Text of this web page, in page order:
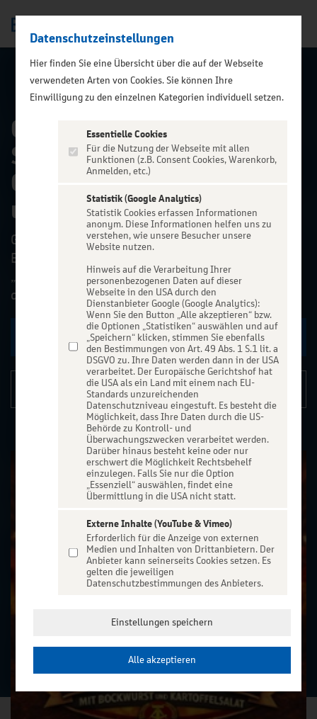
ALLE EVENTS
Genossen!
Stillgestanden! - DDR -
Comedy mit Bockwurst
und Kartoffelsalat
Genossen! Stillgestanden! – DDR-Comedy mit
Bockwurst und Kartoffelsalat
„Vorwärts immer – Rückwärts nimmer!“ – nach
diesem Motto marschiert diese DDR...
Zu den Terminen
Details
Datenschutzeinstellungen
Hier finden Sie eine Übersicht über die auf der Webseite
verwendeten Arten von Cookies. Sie können Ihre
Einwilligung zu den einzelnen Kategorien individuell setzen.
Essentielle Cookies
Für die Nutzung der Webseite mit allen
Funktionen (z.B. Consent Cookies, Warenkorb,
Anmelden, etc.)
Statistik (Google Analytics)
Statistik Cookies erfassen Informationen
anonym. Diese Informationen helfen uns zu
verstehen, wie unsere Besucher unsere
Website nutzen.
Hinweis auf die Verarbeitung Ihrer
personenbezogenen Daten auf dieser
Webseite in den USA durch den
Dienstanbieter Google (Google Analytics):
Wenn Sie den Button „Alle akzeptieren“ bzw.
die Optionen „Statistiken“ auswählen und auf
„Speichern“ klicken, stimmen Sie ebenfalls
den Bestimmungen von Art. 49 Abs. 1 S.1 lit. a
DSGVO zu. Ihre Daten werden dann in der USA
verarbeitet. Der Europäische Gerichtshof hat
die USA als ein Land mit einem nach EU-
Standards unzureichenden
Datenschutzniveau eingestuft. Es besteht die
Möglichkeit, dass Ihre Daten durch die US-
Behörde zu Kontroll- und
Überwachungszwecken verarbeitet werden.
Darüber hinaus besteht keine oder nur
erschwert die Möglichkeit Rechtsbehelf
einzulegen. Falls Sie nur die Option
„Essenziell“ auswählen, findet eine
Übermittlung in die USA nicht statt.
Externe Inhalte (YouTube & Vimeo)
Erforderlich für die Anzeige von externen
Medien und Inhalten von Drittanbietern. Der
Anbieter kann seinerseits Cookies setzen. Es
gelten die jeweiligen
Datenschutzbestimmungen des Anbieters.
Einstellungen speichern
Alle akzeptieren